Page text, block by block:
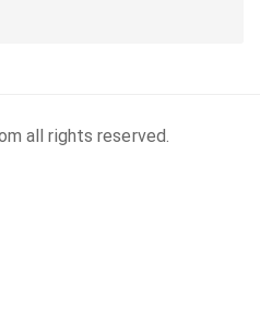
all rights reserved.